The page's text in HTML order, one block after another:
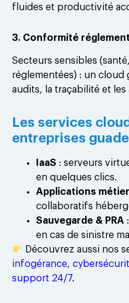
fluides et productivité
3. Conformité
Secteurs sensibles
réglementées) : un
audits, la traçabilité et les
Les services
entreprises
IaaS : serveurs
en quelques clics.
Applications
collaboratifs
Sauvegarde & PRA
en cas de sinistre
Découvrez aussi nos
infogérance,
support 24/7.